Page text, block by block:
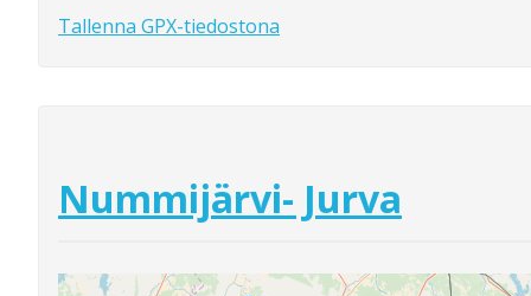
Tallenna GPX-tiedostona
Nummijärvi- Jurva